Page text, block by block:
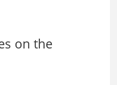
on the